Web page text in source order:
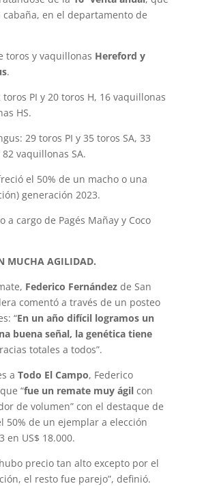
en el departamento de
toros y vaquillonas Hereford y
.
PI y 20 toros H, 16 vaquillonas
HS.
29 toros PI y 35 toros SA, 33
vaquillonas SA.
el 50% de un macho o una
generación 2023.
a cargo de Pagés Mañay y Coco
MUCHA AGILIDAD.
Federico Fernándezde San
comentó a través de un posteo
“En un año difícil logramos un
buena señal, la genética tiene
totales a todos”.
a Todo El Campo, Federico
“fue un remate muy ágilcon
de volumen” con el destaque de
50% de un ejemplar a elección
en US$ 18.000.
precio tan alto excepto por el
el resto fue parejo”, definió.